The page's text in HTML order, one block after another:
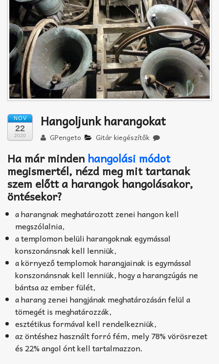
TABok
Improvizáció
NOV
22
2020
Hangoljunk harangokat
GPengeto Gitár kiegészítők
Ha már mindenhangolási módot
megismertél, nézd meg mit tartanak
szem előtt a harangok hangolásakor,
öntésekor?
a harangnak meghatározott zenei hangon kell
megszólalnia,
a templomon belüli harangoknak egymással
konszonánsnak kell lenniük,
a környező templomok harangjainak is egymással
konszonánsnak kell lenniük, hogy a harangzúgás ne
bántsa az ember fülét,
a harang zenei hangjának meghatározásán felül a
tömegét is meghatározzák,
esztétikus formával kell rendelkezniük,
az öntéshez használt forró fém, mely 78% vörösrezet
és 22% angol ónt kell tartalmazzon.